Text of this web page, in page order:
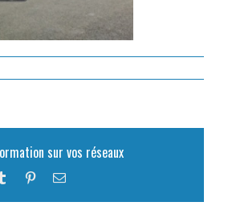
sur vos réseaux
Tumblr PinterestEmail